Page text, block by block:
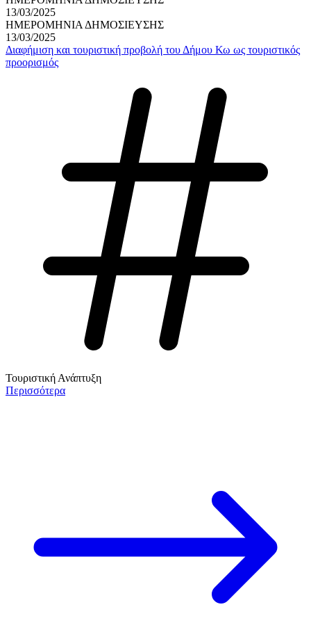
13/03/2025
ΗΜΕΡΟΜΗΝΙΑ ΔΗΜΟΣΙΕΥΣΗΣ
13/03/2025
Διαφήμιση και τουριστική προβολή του Δήμου Κω ως τουριστικός
προορισμός
Τουριστική Ανάπτυξη
Περισσότερα